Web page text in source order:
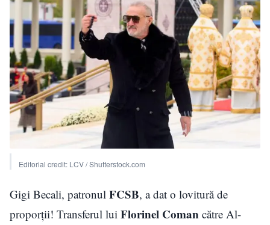
Editorial credit: LCV / Shutterstock.com
Gigi Becali, patronul FCSB, a dat o lovitură de
proporții! Transferul lui Florinel Coman către Al-